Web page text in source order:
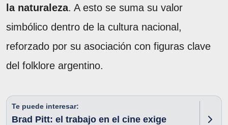
la naturaleza. A esto se suma su valor
simbólico dentro de la cultura nacional,
reforzado por su asociación con figuras clave
del folklore argentino.
Te puede interesar:
Brad Pitt: el trabajo en el cine exige